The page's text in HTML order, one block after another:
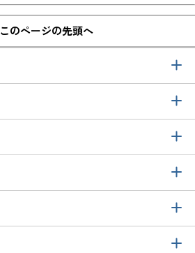
このページの先頭へ